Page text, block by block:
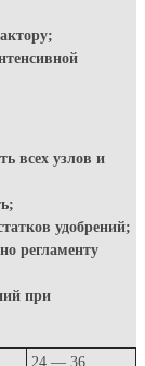
управления
всех узлов и
удобрений;
регламенту
при